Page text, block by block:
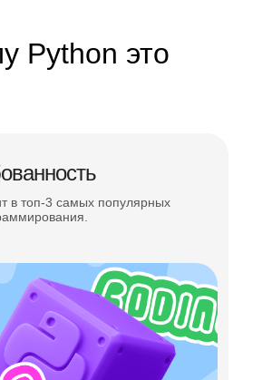
Python это
в топ-3 самых популярных
развитие
— уделяем
мышление
работа